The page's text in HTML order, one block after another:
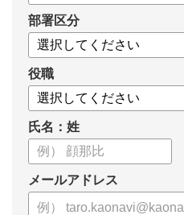
・目標管理制度のメリット、デ
・もっと効果的に運用する3つ
・目標管理制度がうまくいかな
についてまとめましたので、ぜ
部署区分
役職
氏名：姓
メールアドレス